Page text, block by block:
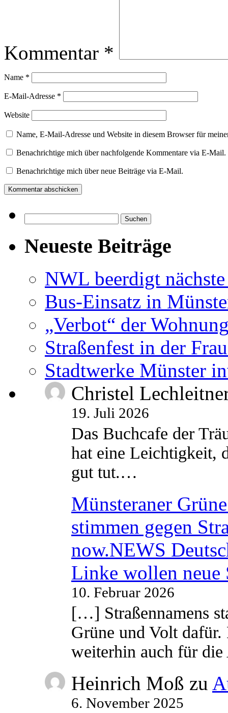
Kommentar *
Name *
E-Mail-Adresse *
Website
Name, E-Mail-Adresse und Website in diesem Browser für
Benachrichtige mich über nachfolgende Kommentare via E-Mail.
Benachrichtige mich über neue Beiträge via E-Mail.
nach:
Neueste Beiträge
NWL beerdigt
Bus-Einsatz in
„Verbot“ der
Straßenfest in der
Stadtwerke Münster
Christel
19. Juli 2026
Das Buchcafe der
hat eine Leichtigkeit,
gut tut.…
Münsteraner
stimmen gegen
now.NEWS
Linke wollen neue
10. Februar 2026
[…] Straßennamens
Grüne und Volt
weiterhin auch für
Heinrich Moß zu
6. November 2025